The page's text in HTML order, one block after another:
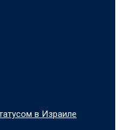
в Израиле